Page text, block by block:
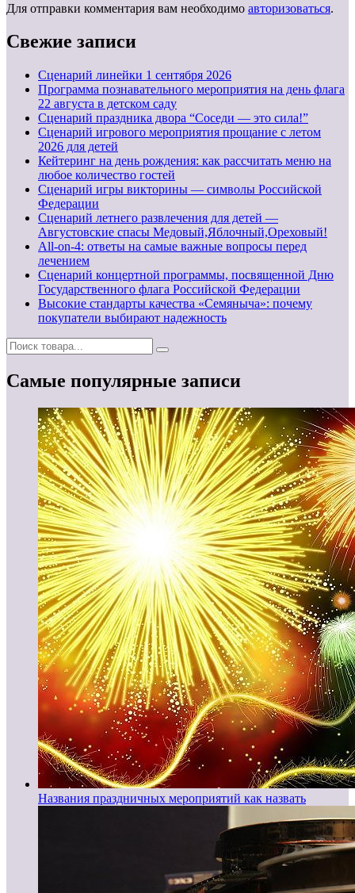
Для отправки комментария вам необходимо авторизоваться.
Свежие записи
Cценарий линейки 1 сентября 2026
Программа познавательного мероприятия на день флага
22 августа в детском саду
Сценарий праздника двора “Соседи — это сила!”
Сценарий игрового мероприятия прощание с летом
2026 для детей
Кейтеринг на день рождения: как рассчитать меню на
любое количество гостей
Сценарий игры викторины — символы Российской
Федерации
Сценарий летнего развлечения для детей —
Августовские спасы Медовый,Яблочный,Ореховый!
All-on-4: ответы на самые важные вопросы перед
лечением
Сценарий концертной программы, посвященной Дню
Государственного флага Российской Федерации
Высокие стандарты качества «Семяныча»: почему
покупатели выбирают надежность
Самые популярные записи
Названия праздничных мероприятий как назвать